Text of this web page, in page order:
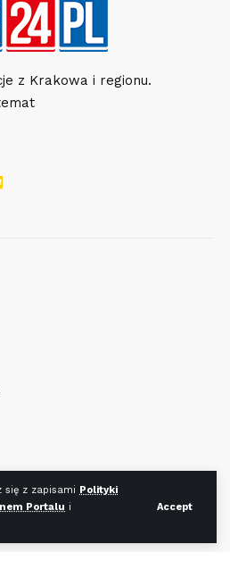
się z zapisami Polityki
Portalu i
Accept
z Krakowa i regionu.